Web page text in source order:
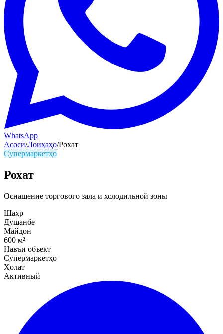
WhatsApp
Асосӣ/Лоиҳаҳо/Рохат
Супермаркетҳо
Рохат
Оснащение торгового зала и холодильной зоны
Шаҳр
Душанбе
Майдон
600 м²
Навъи объект
Супермаркетҳо
Ҳолат
Активный